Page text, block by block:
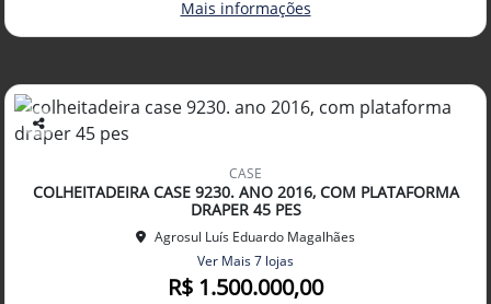
Mais informações
Co
arti
lhe
CASE
COLHEITADEIRA CASE 9230. ANO 2016, COM PLATAFORMA
DRAPER 45 PES
Agrosul Luís Eduardo Magalhães
Ver Mais 7 lojas
R$ 1.500.000,00